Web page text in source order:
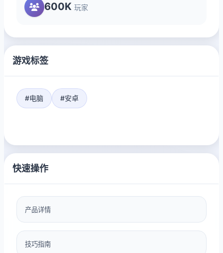
600K 玩家
游戏标签
#电脑 #安卓
快速操作
产品详情
技巧指南